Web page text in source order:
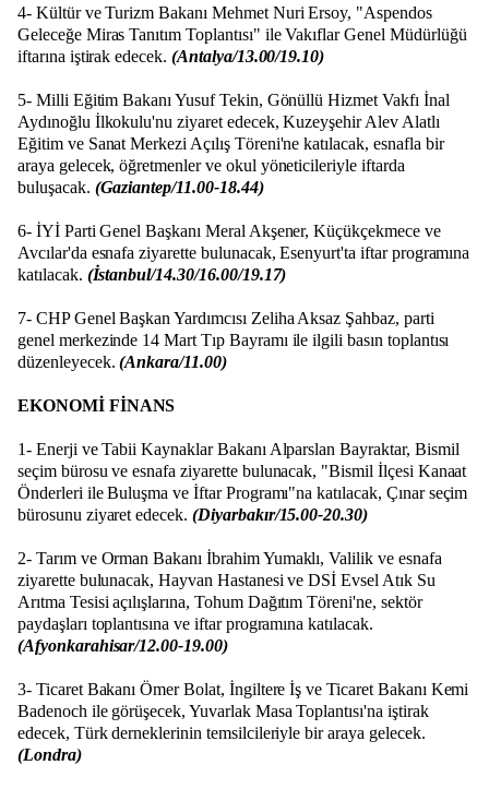
4- Kültür ve Turizm Bakanı Mehmet Nuri Ersoy, "Aspendos
Geleceğe Miras Tanıtım Toplantısı" ile Vakıflar Genel Müdürlüğü
iftarına iştirak edecek. (Antalya/13.00/19.10)
5- Milli Eğitim Bakanı Yusuf Tekin, Gönüllü Hizmet Vakfı İnal
Aydınoğlu İlkokulu'nu ziyaret edecek, Kuzeyşehir Alev Alatlı
Eğitim ve Sanat Merkezi Açılış Töreni'ne katılacak, esnafla bir
araya gelecek, öğretmenler ve okul yöneticileriyle iftarda
buluşacak. (Gaziantep/11.00-18.44)
6- İYİ Parti Genel Başkanı Meral Akşener, Küçükçekmece ve
Avcılar'da esnafa ziyarette bulunacak, Esenyurt'ta iftar programına
katılacak. (İstanbul/14.30/16.00/19.17)
7- CHP Genel Başkan Yardımcısı Zeliha Aksaz Şahbaz, parti
genel merkezinde 14 Mart Tıp Bayramı ile ilgili basın toplantısı
düzenleyecek.(Ankara/11.00)
EKONOMİ FİNANS
1- Enerji ve Tabii Kaynaklar Bakanı Alparslan Bayraktar, Bismil
seçim bürosu ve esnafa ziyarette bulunacak, "Bismil İlçesi Kanaat
Önderleri ile Buluşma ve İftar Programı"na katılacak, Çınar seçim
bürosunu ziyaret edecek.(Diyarbakır/15.00-20.30)
2- Tarım ve Orman Bakanı İbrahim Yumaklı, Valilik ve esnafa
ziyarette bulunacak, Hayvan Hastanesi ve DSİ Evsel Atık Su
Arıtma Tesisi açılışlarına, Tohum Dağıtım Töreni'ne, sektör
paydaşları toplantısına ve iftar programına katılacak.
(Afyonkarahisar/12.00-19.00)
3- Ticaret Bakanı Ömer Bolat, İngiltere İş ve Ticaret Bakanı Kemi
Badenoch ile görüşecek, Yuvarlak Masa Toplantısı'na iştirak
edecek, Türk derneklerinin temsilcileriyle bir araya gelecek.
(Londra)